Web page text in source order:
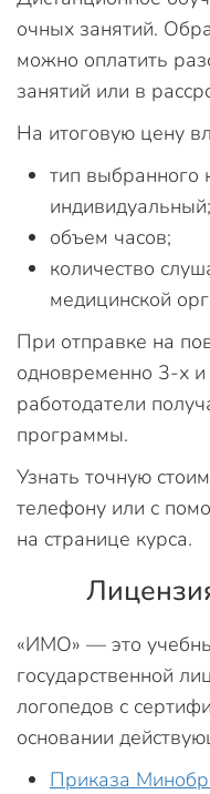
очных занятий.
можно оплатить
занятий или в
На итоговую цену
тип выбранного
индивидуальный;
объем часов;
количество
медицинской
При отправке на
одновременно 3-х и
работодатели
программы.
Узнать точную
телефону или с
на странице курса.
«ИМО» — это
государственной
логопедов с
основании
Приказа